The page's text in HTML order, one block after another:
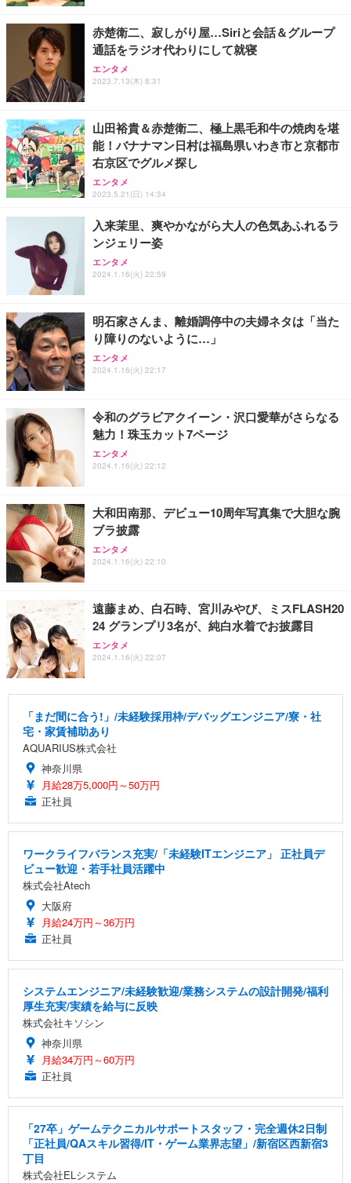
ョン PCチェア 通気性メッシュ ゲーミング/勉強/事
務用 おしゃれ パソコンチェア (ブラック)
Sezlife オフィスチェア デスクチェア 疲れない テレ
ワーク チェア 強化バックレスト 30度ロッキング機
能 人間工学 椅子 腰サポート 90度跳ね上げ式アーム
務用 おしゃれ パソコンチェア (ホワイト)
ANDWINT オフィスチェア デスクチェア 肘なし メ
ッシュ 通気性 ランバーサポート付き 腰サポート ガ
ス圧無段階昇降 360度回転 キャスター付き コンパク
ト 幅52×奥行58.5×高さ84～96cm テレワーク 在宅
￥4,139
【整備済み品】Dell E2724HS 27インチ 液晶モニタ
ー フルHD（1920×1080）VA 非光沢 HDMI/DisplayP
ort/VGA スピーカー内蔵 高さ調整 スイベル VESA対
【MiniLED/24.5inch/280Hz/FHD】GRAPHT THE S
HOOTER Gaming Monitor 24” Essential ゲーミン
グモニター QD 24.5インチ 1ms FHD 量子ドット 残
像低減 (3年保証 | 輝点保証 | 日本メーカー)
￥34,980
Smart Basic(スマートベーシック) 【Amazon.co.jp
限定】 Smart Basic アイリスオーヤマ ペットシーツ
超厚型 お徳用 ワイド 100枚入 (x 1) (ケース販売)
アイリスオーヤマ ペットシーツ 超厚型 お徳用 レギ
ュラー 200枚入【Amazon.co.jp限定】
￥3,731
赤楚衛二、寂しがり屋…Siriと会話＆グループ
通話をラジオ代わりにして就寝
エンタメ
2023.7.13(木) 8:31
山田裕貴＆赤楚衛二、極上黒毛和牛の焼肉を堪
能！バナナマン日村は福島県いわき市と京都市
右京区でグルメ探し
エンタメ
2023.5.21(日) 14:34
入来茉里、爽やかながら大人の色気あふれるラ
ンジェリー姿
エンタメ
2024.1.16(火) 22:59
明石家さんま、離婚調停中の夫婦ネタは「当た
り障りのないように…」
エンタメ
2024.1.16(火) 22:17
令和のグラビアクイーン・沢口愛華がさらなる
魅力！珠玉カット7ページ
エンタメ
2024.1.16(火) 22:12
大和田南那、デビュー10周年写真集で大胆な腕
ブラ披露
エンタメ
2024.1.16(火) 22:10
遠藤まめ、白石時、宮川みやび、ミスFLASH20
24 グランプリ3名が、純白水着でお披露目
エンタメ
2024.1.16(火) 22:07
「まだ間に合う!」/未経験採用枠/デバッグエンジニア/寮・社
宅・家賃補助あり
AQUARIUS株式会社
神奈川県
月給28万5,000円～50万円
正社員
ワークライフバランス充実/「未経験ITエンジニア」 正社員デ
ビュー歓迎・若手社員活躍中
株式会社Atech
大阪府
月給24万円～36万円
正社員
システムエンジニア/未経験歓迎/業務システムの設計開発/福利
厚生充実/実績を給与に反映
株式会社キソシン
神奈川県
月給34万円～60万円
正社員
「27卒」ゲームテクニカルサポートスタッフ・完全週休2日制
「正社員/QAスキル習得/IT・ゲーム業界志望」/新宿区西新宿3
丁目
株式会社ELシステム